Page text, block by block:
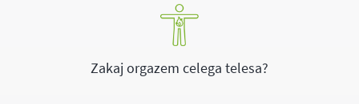
Zakaj orgazem celega telesa?